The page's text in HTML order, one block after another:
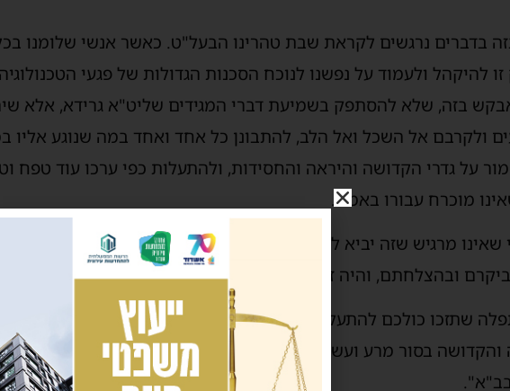
בדברים נרגשים לקראת שבת טהרינו הבעל"ט. כאשר אנשי שלומנו
להיקהל ולעמוד על נפשנו לנוכח הסכנות הגדולות של פגעי
בזה, שלא להסתפק בשמיעת דברי המגידים שליט"א גרידא, אלא
ולקרבם אל השכל ואל הלב, להתבונן כל אחד ואחד במה שנוגע אליו
על גדרי הקדושה והיראה והחסידות, ולהתעלות כפי ערכו עוד טפח
מוכרח עבורו באמת.
שאינו מרגיש שזה יביא לו תועלת ה"י, אז שיעשה את זה לכל הפחות
ובהצלחתם, והיה זה שכרו שיראה נחת ותענוג דקדושה מיוצ"ח
שתזכו כולכם להתעלות ברוחניות ולהצלחה בגשמיות, ולעבדו
בסור מרע ועשה טוב בכ"ע, ולהרבות כבוד שמים תמיד כל